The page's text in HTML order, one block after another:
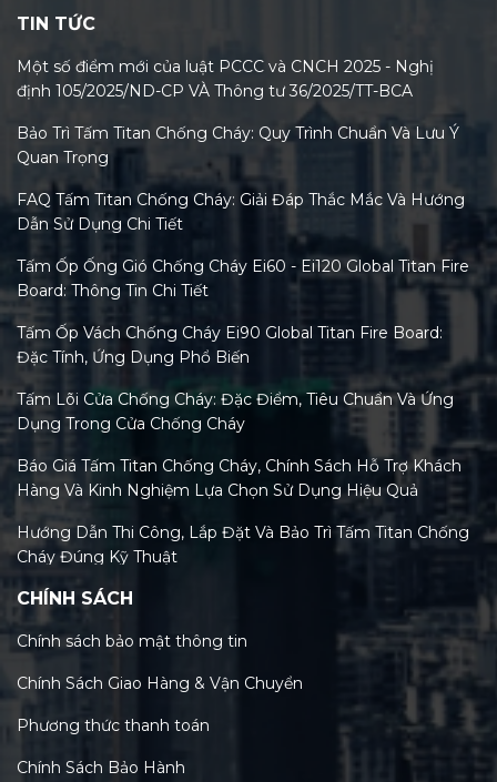
TIN TỨC
Một số điểm mới của luật PCCC và CNCH 2025 - Nghị
định 105/2025/ND-CP VÀ Thông tư 36/2025/TT-BCA
Bảo Trì Tấm Titan Chống Cháy: Quy Trình Chuẩn Và Lưu Ý
Quan Trọng
FAQ Tấm Titan Chống Cháy: Giải Đáp Thắc Mắc Và Hướng
Dẫn Sử Dụng Chi Tiết
Tấm Ốp Ống Gió Chống Cháy Ei60 - Ei120 Global Titan Fire
Board: Thông Tin Chi Tiết
Tấm Ốp Vách Chống Cháy Ei90 Global Titan Fire Board:
Đặc Tính, Ứng Dụng Phổ Biến
Tấm Lõi Cửa Chống Cháy: Đặc Điểm, Tiêu Chuẩn Và Ứng
Dụng Trong Cửa Chống Cháy
Báo Giá Tấm Titan Chống Cháy, Chính Sách Hỗ Trợ Khách
Hàng Và Kinh Nghiệm Lựa Chọn Sử Dụng Hiệu Quả
Hướng Dẫn Thi Công, Lắp Đặt Và Bảo Trì Tấm Titan Chống
Cháy Đúng Kỹ Thuật
Tiêu Chuẩn Tấm Titan Chống Cháy Và Xu Hướng Kiểm
Định Mới Nhất 2026
Trường Việt Nam Hiện Nay
Tấm Titan Chống Cháy: Tính Năng, Lợi Ích & So Sánh Chi
Tiết Với MGO, Rockwool
CHÍNH SÁCH
Chính sách bảo mật thông tin
Chính Sách Giao Hàng & Vận Chuyển
Phương thức thanh toán
Chính Sách Bảo Hành